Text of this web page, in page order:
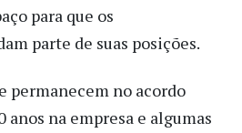
para que os
parte de suas posições.
permanecem no acordo
anos na empresa e algumas